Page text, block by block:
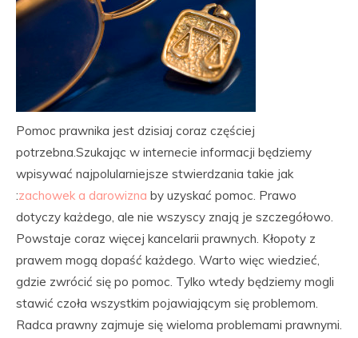
Pomoc prawnika jest dzisiaj coraz częściej
potrzebna.Szukając w internecie informacji będziemy
wpisywać najpolularniejsze stwierdzania takie jak
:zachowek a darowizna by uzyskać pomoc. Prawo
dotyczy każdego, ale nie wszyscy znają je szczegółowo.
Powstaje coraz więcej kancelarii prawnych. Kłopoty z
prawem mogą dopaść każdego. Warto więc wiedzieć,
gdzie zwrócić się po pomoc. Tylko wtedy będziemy mogli
stawić czoła wszystkim pojawiającym się problemom.
Radca prawny zajmuje się wieloma problemami prawnymi.